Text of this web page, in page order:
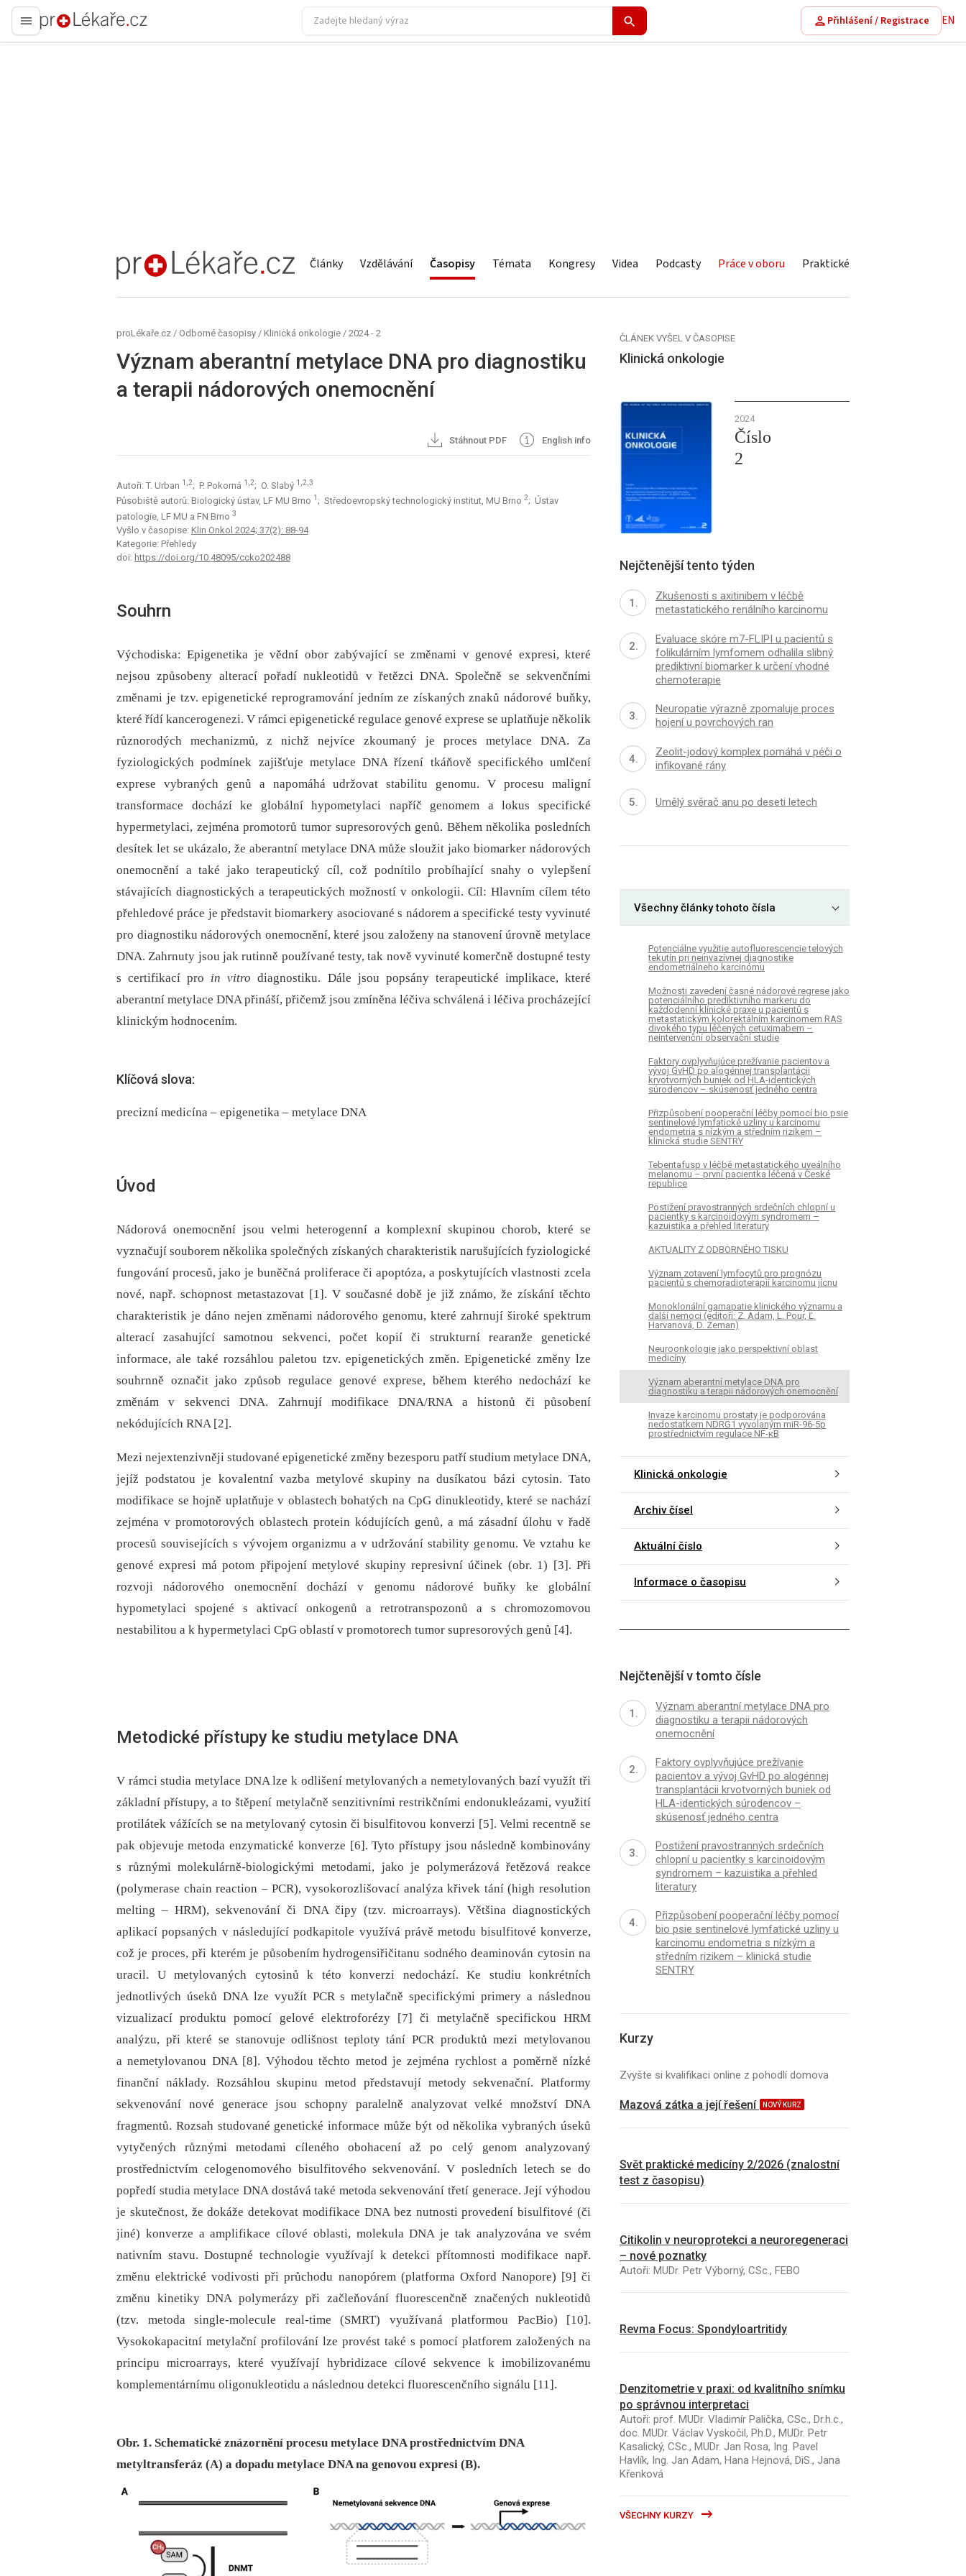
proLékaře.cz
Přihlášení / Registrace EN
proLékaře.cz Články Vzdělávání Časopisy Témata Kongresy Videa Podcasty Práce v oboru Praktické
proLékaře.cz / Odborné časopisy / Klinická onkologie / 2024 - 2
Význam aberantní metylace DNA pro diagnostiku
a terapii nádorových onemocnění
Stáhnout PDF English info
Autoři: T. Urban 1,2; P. Pokorná 1,2; O. Slabý 1,2,3
Působiště autorů: Biologický ústav, LF MU Brno 1 ; Středoevropský technologický institut, MU Brno 2; Ústav
patologie, LF MU a FN Brno 3
Vyšlo v časopise: Klin Onkol 2024; 37(2): 88-94
Kategorie: Přehledy
doi: https://doi.org/10.48095/ccko202488
Souhrn
Východiska: Epigenetika je vědní obor zabývající se změnami v genové expresi, které
nejsou způsobeny alterací pořadí nukleotidů v řetězci DNA. Společně se sekvenčními
změnami je tzv. epigenetické reprogramování jedním ze získaných znaků nádorové buňky,
které řídí kancerogenezi. V rámci epigenetické regulace genové exprese se uplatňuje několik
různorodých mechanizmů, z nichž nejvíce zkoumaný je proces metylace DNA. Za
fyziologických podmínek zajišťuje metylace DNA řízení tkáňově specifického umlčení
exprese vybraných genů a napomáhá udržovat stabilitu genomu. V procesu maligní
transformace dochází ke globální hypometylaci napříč genomem a lokus specifické
hypermetylaci, zejména promotorů tumor supresorových genů. Během několika posledních
desítek let se ukázalo, že aberantní metylace DNA může sloužit jako biomarker nádorových
onemocnění a také jako terapeutický cíl, což podnítilo probíhající snahy o vylepšení
stávajících diagnostických a terapeutických možností v onkologii. Cíl: Hlavním cílem této
přehledové práce je představit biomarkery asociované s nádorem a specifické testy vyvinuté
pro diagnostiku nádorových onemocnění, které jsou založeny na stanovení úrovně metylace
DNA. Zahrnuty jsou jak rutinně používané testy, tak nově vyvinuté komerčně dostupné testy
s certifikací pro in vitrodiagnostiku. Dále jsou popsány terapeutické implikace, které
aberantní metylace DNA přináší, přičemž jsou zmíněna léčiva schválená i léčiva procházející
klinickým hodnocením.
Klíčová slova:
precizní medicína – epigenetika – metylace DNA
Úvod
Nádorová onemocnění jsou velmi heterogenní a komplexní skupinou chorob, které se
vyznačují souborem několika společných získaných charakteristik narušujících fyziologické
fungování procesů, jako je buněčná proliferace či apoptóza, a poskytujících vlastnosti zcela
nové, např. schopnost metastazovat [1]. V současné době je již známo, že získání těchto
charakteristik je dáno nejen změnami nádorového genomu, které zahrnují široké spektrum
alterací zasahující samotnou sekvenci, počet kopií či strukturní rearanže genetické
informace, ale také rozsáhlou paletou tzv. epigenetických změn. Epigenetické změny lze
souhrnně označit jako způsob regulace genové exprese, během kterého nedochází ke
změnám v sekvenci DNA. Zahrnují modifikace DNA/RNA a histonů či působení
nekódujících RNA [2].
Mezi nejextenzivněji studované epigenetické změny bezesporu patří studium metylace DNA,
jejíž podstatou je kovalentní vazba metylové skupiny na dusíkatou bázi cytosin. Tato
modifikace se hojně uplatňuje v oblastech bohatých na CpG dinukleotidy, které se nachází
zejména v promotorových oblastech protein kódujících genů, a má zásadní úlohu v řadě
procesů souvisejících s vývojem organizmu a v udržování stability genomu. Ve vztahu ke
genové expresi má potom připojení metylové skupiny represivní účinek (obr. 1) [3]. Při
rozvoji nádorového onemocnění dochází v genomu nádorové buňky ke globální
hypometylaci spojené s aktivací onkogenů a retrotranspozonů a s chromozomovou
nestabilitou a k hypermetylaci CpG oblastí v promotorech tumor supresorových genů [4].
Metodické přístupy ke studiu metylace DNA
V rámci studia metylace DNA lze k odlišení metylovaných a nemetylovaných bazí využít tři
základní přístupy, a to štěpení metylačně senzitivními restrikčními endonukleázami, využití
protilátek vážících se na metylovaný cytosin či bisulfitovou konverzi [5]. Velmi recentně se
pak objevuje metoda enzymatické konverze [6]. Tyto přístupy jsou následně kombinovány
s různými molekulárně-biologickými metodami, jako je polymerázová řetězová reakce
(polymerase chain reaction –⁠ PCR), vysokorozlišovací analýza křivek tání (high resolution
melting –⁠ HRM), sekvenování či DNA čipy (tzv. microarrays). Většina diagnostických
aplikací popsaných v následující podkapitole využívá právě metodu bisulfitové konverze,
což je proces, při kterém je působením hydrogensiřičitanu sodného deaminován cytosin na
uracil. U metylovaných cytosinů k této konverzi nedochází. Ke studiu konkrétních
jednotlivých úseků DNA lze využít PCR s metylačně specifickými primery a následnou
vizualizací produktu pomocí gelové elektroforézy [7] či metylačně specifickou HRM
analýzu, při které se stanovuje odlišnost teploty tání PCR produktů mezi metylovanou
a nemetylovanou DNA [8]. Výhodou těchto metod je zejména rychlost a poměrně nízké
finanční náklady. Rozsáhlou skupinu metod představují metody sekvenační. Platformy
sekvenování nové generace jsou schopny paralelně analyzovat velké množství DNA
fragmentů. Rozsah studované genetické informace může být od několika vybraných úseků
vytyčených různými metodami cíleného obohacení až po celý genom analyzovaný
prostřednictvím celogenomového bisulfitového sekvenování. V posledních letech se do
popředí studia metylace DNA dostává také metoda sekvenování třetí generace. Její výhodou
je skutečnost, že dokáže detekovat modifikace DNA bez nutnosti provedení bisulfitové (či
jiné) konverze a amplifikace cílové oblasti, molekula DNA je tak analyzována ve svém
nativním stavu. Dostupné technologie využívají k detekci přítomnosti modifikace např.
změnu elektrické vodivosti při průchodu nanopórem (platforma Oxford Nanopore) [9] či
změnu kinetiky DNA polymerázy při začleňování fluorescenčně značených nukleotidů
(tzv. metoda single-molecule real-time (SMRT) využívaná platformou PacBio) [10].
Vysokokapacitní metylační profilování lze provést také s pomocí platforem založených na
principu microarrays, které využívají hybridizace cílové sekvence k imobilizovanému
komplementárnímu oligonukleotidu a následnou detekci fluorescenčního signálu [11].
Obr. 1. Schematické znázornění procesu metylace DNA prostřednictvím DNA
metyltransferáz (A) a dopadu metylace DNA na genovou expresi (B).
ČLÁNEK VYŠEL V ČASOPISE
Klinická onkologie
2024
Číslo
2
Nejčtenější tento týden
Zkušenosti s axitinibem v léčbě
metastatického renálního karcinomu
Evaluace skóre m7-FLIPI u pacientů s
folikulárním lymfomem odhalila slibný
prediktivní biomarker k určení vhodné
chemoterapie
Neuropatie výrazně zpomaluje proces
hojení u povrchových ran
Zeolit-jodový komplex pomáhá v péči o
infikované rány
Umělý svěrač anu po deseti letech
Všechny články tohoto čísla
Potenciálne využitie autofluorescencie telových
tekutín pri neinvazívnej diagnostike
endometriálneho karcinómu
Možnosti zavedení časné nádorové regrese jako
potenciálního prediktivního markeru do
každodenní klinické praxe u pacientů s
metastatickým kolorektálním karcinomem RAS
divokého typu léčených cetuximabem –
neintervenční observační studie
Faktory ovplyvňujúce prežívanie pacientov a
vývoj GvHD po alogénnej transplantácii
krvotvorných buniek od HLA-identických
súrodencov – skúsenosť jedného centra
Přizpůsobení pooperační léčby pomocí bio psie
sentinelové lymfatické uzliny u karcinomu
endometria s nízkým a středním rizikem –
klinická studie SENTRY
Tebentafusp v léčbě metastatického uveálního
melanomu – první pacientka léčená v České
republice
Postižení pravostranných srdečních chlopní u
pacientky s karcinoidovým syndromem –
kazuistika a přehled literatury
AKTUALITY Z ODBORNÉHO TISKU
Význam zotavení lymfocytů pro prognózu
pacientů s chemoradioterapií karcinomu jícnu
Monoklonální gamapatie klinického významu a
další nemoci (editoři: Z. Adam, L. Pour, Ľ.
Harvanová, D. Zeman)
Neuroonkologie jako perspektivní oblast
medicíny
Význam aberantní metylace DNA pro
diagnostiku a terapii nádorových onemocnění
Invaze karcinomu prostaty je podporována
nedostatkem NDRG1 vyvolaným miR-96-5p
prostřednictvím regulace NF-κB
Klinická onkologie
Archiv čísel
Aktuální číslo
Informace o časopisu
Nejčtenější v tomto čísle
Význam aberantní metylace DNA pro
diagnostiku a terapii nádorových
onemocnění
Faktory ovplyvňujúce prežívanie
pacientov a vývoj GvHD po alogénnej
transplantácii krvotvorných buniek od
HLA-identických súrodencov –
skúsenosť jedného centra
Postižení pravostranných srdečních
chlopní u pacientky s karcinoidovým
syndromem – kazuistika a přehled
literatury
Přizpůsobení pooperační léčby pomocí
bio psie sentinelové lymfatické uzliny u
karcinomu endometria s nízkým a
středním rizikem – klinická studie
SENTRY
Kurzy
Zvyšte si kvalifikaci online z pohodlí domova
Mazová zátka a její řešení NOVÝ KURZ
Svět praktické medicíny 2/2026 (znalostní
test z časopisu)
Citikolin v neuroprotekci a neuroregeneraci
– nové poznatky
Autoři: MUDr. Petr Výborný, CSc., FEBO
Revma Focus: Spondyloartritidy
Denzitometrie v praxi: od kvalitního snímku
po správnou interpretaci
Autoři: prof. MUDr. Vladimír Palička, CSc., Dr.h.c.,
doc. MUDr. Václav Vyskočil, Ph.D., MUDr. Petr
Kasalický, CSc., MUDr. Jan Rosa, Ing. Pavel
Havlík, Ing. Jan Adam, Hana Hejnová, DiS., Jana
Křenková
VŠECHNY KURZY